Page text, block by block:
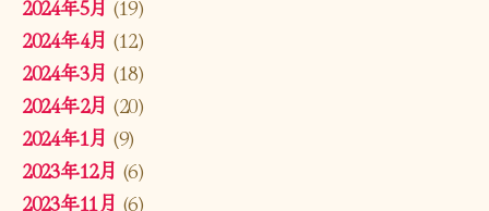
2024年5月 (19)
2024年4月 (12)
2024年3月 (18)
2024年2月 (20)
2024年1月 (9)
2023年12月 (6)
2023年11月 (6)